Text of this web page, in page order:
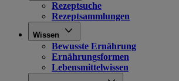
Rezeptsuche
Rezeptsammlungen
Wissen
Bewusste Ernährung
Ernährungsformen
Lebensmittelwissen